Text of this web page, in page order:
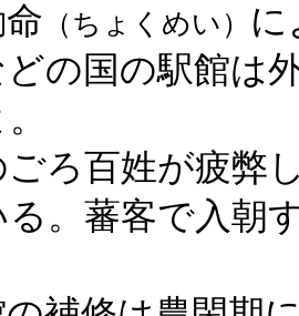
（ちょくめい） に
の国の駅館は
ろ百姓が疲弊
る。蕃客で入朝